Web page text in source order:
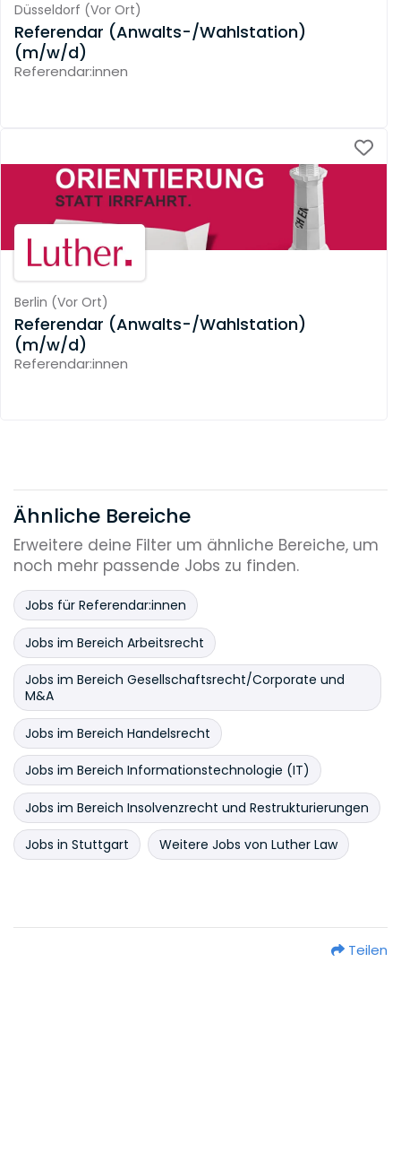
Düsseldorf (Vor Ort)
Referendar (Anwalts-/Wahlstation)
(m/w/d)
Referendar:innen
Berlin (Vor Ort)
Referendar (Anwalts-/Wahlstation)
(m/w/d)
Referendar:innen
Ähnliche Bereiche
Erweitere deine Filter um ähnliche Bereiche, um
noch mehr passende Jobs zu finden.
Jobs für Referendar:innen
Jobs im Bereich Arbeitsrecht
Jobs im Bereich Gesellschaftsrecht/Corporate und
M&A
Jobs im Bereich Handelsrecht
Jobs im Bereich Informationstechnologie (IT)
Jobs im Bereich Insolvenzrecht und Restrukturierungen
Jobs in Stuttgart Weitere Jobs von Luther Law
Teilen